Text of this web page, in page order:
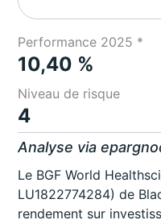
Performance 2025 *
10,40 %
Niveau de risque
4
Analyse via
Le BGF World
LU1822774284) de
rendement sur